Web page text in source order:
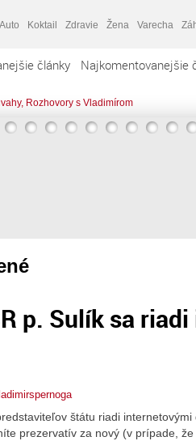
Auto Koktail Zdravie Žena Varecha
články Najkomentovanejšie
Rozhovory s Vladimírom
p. Sulík sa
štátu riadi
prezervatív za nový (v prípade,